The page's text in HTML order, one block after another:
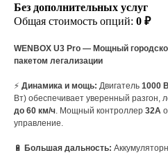
Без дополнительных услуг
Общая стоимость опций: 0 ₽
WENBOX U3 Pro — Мощный
пакетом легализации
⚡ Динамика и мощь: Двигатель 1000
Вт) обеспечивает уверенный разгон,
до 60 км/ч. Мощный контроллер 32А
управление.
🔋 Большая дальность: